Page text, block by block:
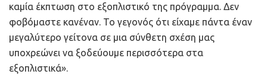
καμία έκπτωση στο εξοπλιστικό της πρόγραμμα. Δεν
φοβόμαστε κανέναν. Το γεγονός ότι είχαμε πάντα έναν
μεγαλύτερο γείτονα σε μια σύνθετη σχέση μας
υποχρεώνει να ξοδεύουμε περισσότερα στα
εξοπλιστικά».